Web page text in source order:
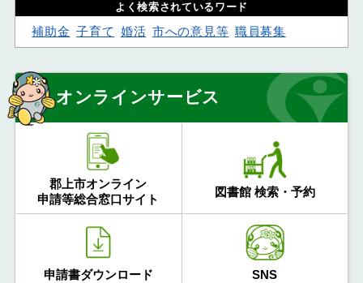
よく検索されているワード
補助金 子育て 婚活 市への意見等 職員募集
オンラインサービス
郡上市オンライン
申請等総合窓口サイト
図書館 検索・予約
申請書ダウンロード SNS